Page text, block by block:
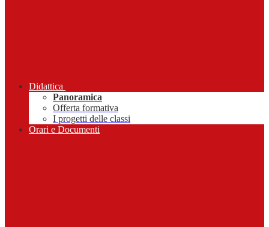
Didattica
Panoramica
Offerta formativa
I progetti delle classi
Orari e Documenti